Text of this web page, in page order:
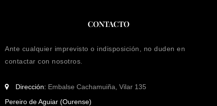
CONTACTO
Ante cualquier imprevisto o indisposición, no duden en
contactar con nosotros.
Dirección: Embalse Cachamuiña, Vilar 135
Pereiro de Aguiar (Ourense)